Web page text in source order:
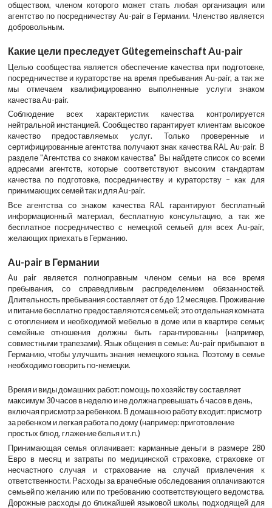
обществом, членом которого может стать любая организация или
агентство по посредничеству Au-pair в Германии. Членство является
добровольным.
Какие цели преследует Gütegemeinschaft Au-pair
Целью сообщества является обеспечение качества при подготовке,
посредничестве и кураторстве на время пребывания Au-pair, а так же
мы отмечаем квалифицированно выполненные услуги знаком
качества Au-pair.
Соблюдение всех характеристик качества контролируется
нейтральной инстанцией. Сообщество гарантирует клиентам высокое
качество предоставляемых услуг. Только проверенные и
сертифицированные агентства получают знак качества RAL Au-pair. В
разделе "Агентства со знаком качества" Вы найдете список со всеми
адресами агентств, которые соответствуют высоким стандартам
качества по подготовке, посредничеству и кураторству – как для
принимающих семей так и для Au-pair.
Все агентства со знаком качества RAL гарантируют бесплатный
информационный материал, бесплатную консультацию, а так же
бесплатное посредничество с немецкой семьей для всех Au-pair,
желающих приехать в Германию.
Au-pairв Германии
Au pair является полноправным членом семьи на все время
пребывания, со справедливым распределением обязанностей.
Длительность пребывания составляет от 6 до 12 месяцев. Проживание
и питание бесплатно предоставляются семьей; это отдельная комната
с отоплением и необходимой мебелью в доме или в квартире семьи;
семейные отношения должны быть гарантированны (например,
совместными трапезами). Язык общения в семье: Au-pair прибывают в
Германию, чтобы улучшить знания немецкого языка. Поэтому в семье
необходимо говорить по-немецки.
Время и виды домашних работ: помощь по хозяйству составляет
максимум 30 часов в неделю и не должна превышать 6 часов в день,
включая присмотр за ребенком. В домашнюю работу входит: присмотр
за ребенком и легкая работа по дому (например: приготовление
простых блюд, глажение белья и т.п.)
Принимающая семья оплачивает: карманные деньги в размере 280
Евро в месяц и затраты по медицинской страховке, страховке от
несчастного случая и страхование на случай привлечения к
ответственности. Расходы за врачебные обследования оплачиваются
семьей по желанию или по требованию соответствующего ведомства.
Дорожные расходы до ближайшей языковой школы, подходящей для